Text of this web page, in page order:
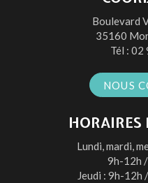
Boulevard
35160
Tél : 02
NOUS
HORAIRES
Lundi, mardi,
9h-12h
Jeudi : 9h-12h